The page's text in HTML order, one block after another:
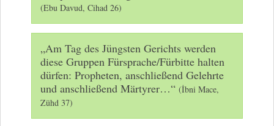
(Ebu Davud, Cihad 26)
„Am Tag des Jüngsten Gerichts werden
diese Gruppen Fürsprache/Fürbitte halten
dürfen: Propheten, anschließend Gelehrte
und anschließend Märtyrer…“ (İbni Mace,
Zühd 37)